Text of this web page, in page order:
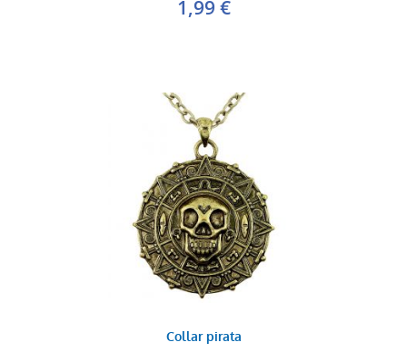
1,99 €
Collar pirata